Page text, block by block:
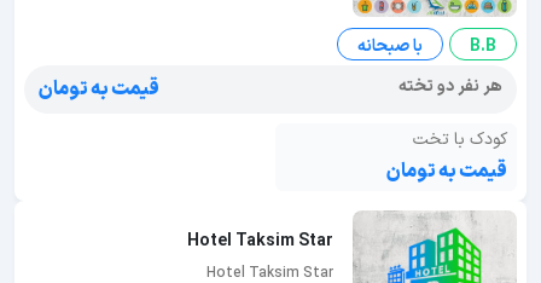
B.B
با صبحانه
هر نفر دو تخته
قیمت به تومان
کودک با تخت
قیمت به تومان
Hotel Taksim Star
Hotel Taksim Star